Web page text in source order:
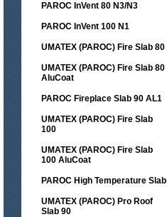
PAROC InVent 80 N3/N3
PAROC InVent 100 N1
UMATEX (PAROC) Fire Slab 80
UMATEX (PAROC) Fire Slab 80
AluCoat
PAROC Fireplace Slab 90 AL1
UMATEX (PAROC) Fire Slab
100
UMATEX (PAROC) Fire Slab
100 AluCoat
PAROC High Temperature Slab
UMATEX (PAROC) Pro Roof
Slab 90